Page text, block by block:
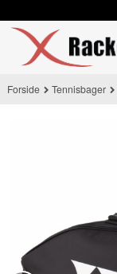
til
innholdet
Forside Tennisbager